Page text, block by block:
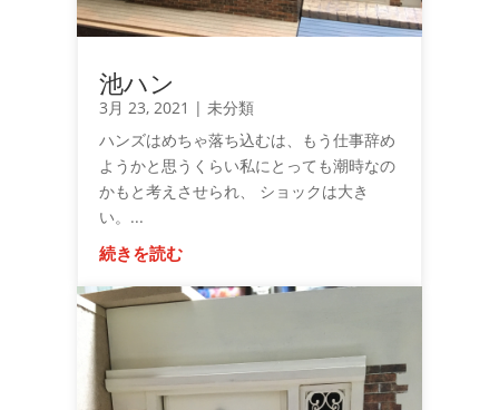
池ハン
3月 23, 2021 | 未分類
ハンズはめちゃ落ち込むは、もう仕事辞め
ようかと思うくらい私にとっても潮時なの
かもと考えさせられ、 ショックは大き
い。...
続きを読む